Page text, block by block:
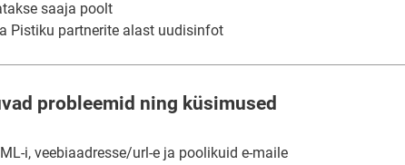
saaja poolt
Pistiku partnerite alast uudisinfot
probleemid ning küsimused
i, veebiaadresse/url-e ja poolikuid e-maile